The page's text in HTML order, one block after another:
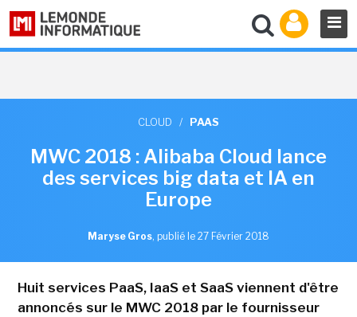
CLOUD / PAAS
MWC 2018 : Alibaba Cloud lance
des services big data et IA en
Europe
Maryse Gros, publié le 27 Février 2018
Huit services PaaS, IaaS et SaaS viennent d'être
annoncés sur le MWC 2018 par le fournisseur